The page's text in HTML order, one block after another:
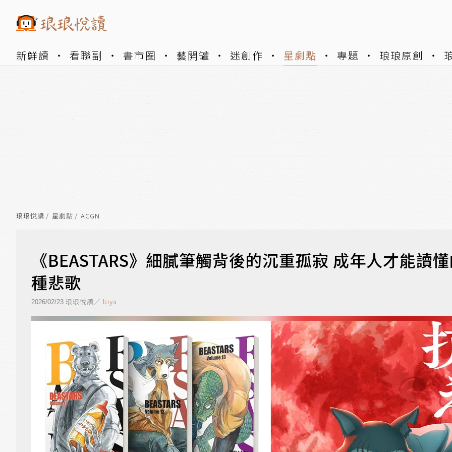
新鮮讀 看聯副 書市圈 藝開罐 迷創作 星劇點 專題 琅琅原創
琅琅悅讀 星劇點 ACGN
《BEASTARS》細膩筆觸背後的沉重孤寂 成年人才能讀
種悲歌
2026/02/23 琅琅悅讀／ biya